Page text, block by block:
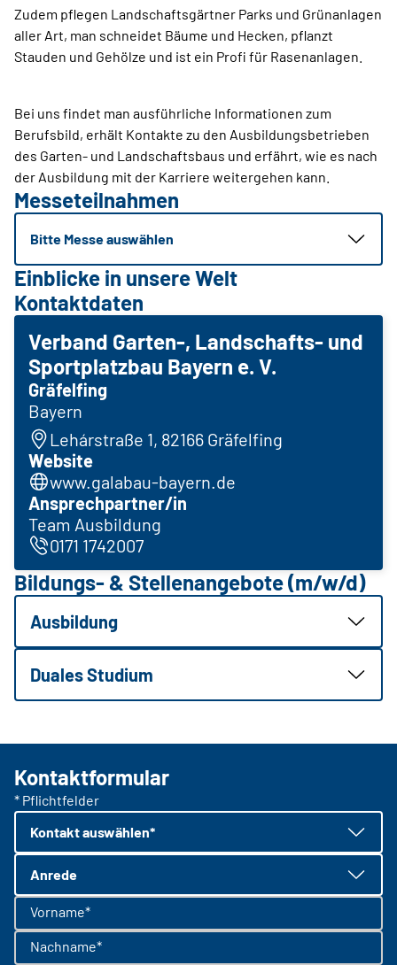
Zudem pflegen Landschaftsgärtner Parks und Grünanlagen
aller Art, man schneidet Bäume und Hecken, pflanzt
Stauden und Gehölze und ist ein Profi für Rasenanlagen.
Bei uns findet man ausführliche Informationen zum
Berufsbild, ­erhält ­Kontakte zu den Ausbildungsbetrieben
des Garten- und Landschaftsbaus und erfährt, wie es nach
der Ausbildung mit der Karriere weitergehen kann.
Messeteilnahmen
Bitte Messe auswählen
Einblicke in unsere Welt
Kontaktdaten
Verband Garten-, Landschafts- und
Sportplatzbau Bayern e. V.
Gräfelfing
Bayern
Lehárstraße 1, 82166 Gräfelfing
Website
www.galabau-bayern.de
Ansprechpartner/in
Team Ausbildung
0171 1742007
Bildungs- & Stellenangebote (m/w/d)
Ausbildung
Duales Studium
Kontaktformular
* Pflichtfelder
Kontakt auswählen*
Anrede
Vorname*
Nachname*